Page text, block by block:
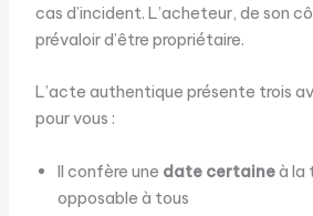
cas d’incident. L’acheteur, de son
prévaloir d’être propriétaire.
L’acte authentique présente trois
pour vous :
Il confère une date certaineà la
opposable à tous